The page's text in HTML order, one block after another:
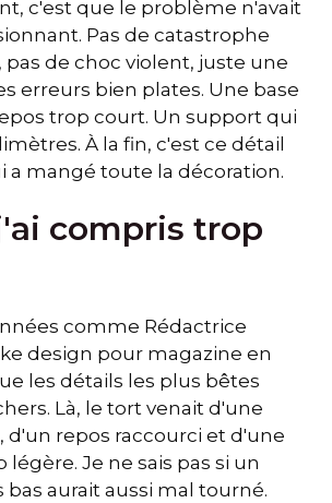
c'est que le problème n'avait
Pas de catastrophe
de choc violent, juste une
erreurs bien plates. Une base
trop court. Un support qui
À la fin, c'est ce détail
a mangé toute la décoration.
compris trop
comme Rédactrice
design pour magazine en
les détails les plus bêtes
Là, le tort venait d'une
d'un repos raccourci et d'une
Je ne sais pas si un
aurait aussi mal tourné.